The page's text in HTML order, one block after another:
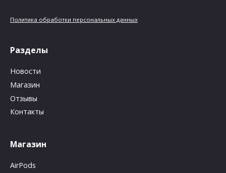
Политика обработки персональных данных
Разделы
Новости
Магазин
Отзывы
Контакты
Магазин
AirPods